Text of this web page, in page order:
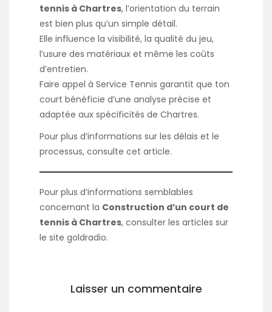
tennis à Chartres, l’orientation du terrain
est bien plus qu’un simple détail.
Elle influence la visibilité, la qualité du jeu,
l’usure des matériaux et même les coûts
d’entretien.
Faire appel à Service Tennis garantit que ton
court bénéficie d’une analyse précise et
adaptée aux spécificités de Chartres.
Pour plus d’informations sur les délais et le
processus, consulte cet article.
Pour plus d’informations semblables
concernant la Construction d’un court de
tennis à Chartres, consulter les articles sur
le site goldradio.
Laisser un commentaire